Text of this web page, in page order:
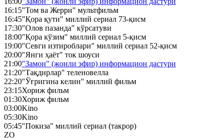
16:15"Том ва Жерри" мультфильм
16:45"Қора қути" миллий сериал 73-қисм
17:30"Олов пазанда" кўрсатуви
18:00"Қора кўзим" миллий сериал 5-қисм
19:00"Севги изтироблари" миллий сериал 52-қисм
20:00"Янги ҳаёт" ток шоуси
21:00"Замон" (жонли эфир) информацион дастури
21:20"Тақдирлар" теленовелла
22:20"Ўғригина келин" миллий фильм
23:15Хориж фильм
01:30Хориж фильм
03:00Kino
05:30Kino
05:45"Покиза" миллий сериал (такрор)
ZO